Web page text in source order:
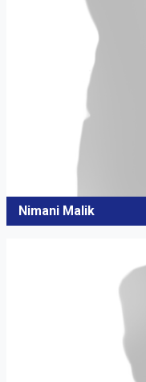
Nimani Malik